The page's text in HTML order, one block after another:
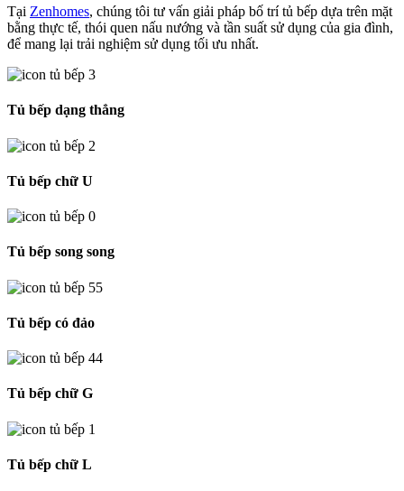
Tại Zenhomes, chúng tôi tư vấn giải pháp bố trí tủ bếp dựa trên mặt
bằng thực tế, thói quen nấu nướng và tần suất sử dụng của gia đình,
để mang lại trải nghiệm sử dụng tối ưu nhất.
Tủ bếp dạng thẳng
Tủ bếp chữ U
Tủ bếp song song
Tủ bếp có đảo
Tủ bếp chữ G
Tủ bếp chữ L